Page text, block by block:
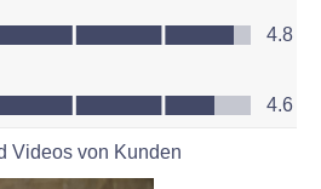
von 5
4.8
5
4.6
Videos von Kunden